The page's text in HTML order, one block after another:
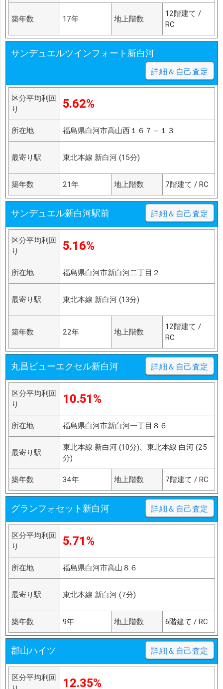
築年数 17年 地上階数
12階建て /
RC
サンデュエルツインフォート新白河
詳細＆自己査定
区分平均利回
り
5.62%
所在地 福島県白河市高山西１６７－１３
最寄り駅 東北本線 新白河 (15分)
築年数 21年 地上階数 7階建て / RC
サンデュエル新白河駅前 詳細＆自己査定
区分平均利回
り
5.16%
所在地 福島県白河市新白河二丁目２
最寄り駅 東北本線 新白河 (13分)
築年数 22年 地上階数
12階建て /
RC
丸昌ビューエクセル新白河 詳細＆自己査定
区分平均利回
り
10.51%
所在地 福島県白河市新白河一丁目８６
最寄り駅
東北本線 新白河 (10分)、東北本線 白河 (25
分)
築年数 34年 地上階数 7階建て / RC
グランフォセット新白河 詳細＆自己査定
区分平均利回
り
5.71%
所在地 福島県白河市高山８６
最寄り駅 東北本線 新白河 (7分)
築年数 9年 地上階数 6階建て / RC
郡山ハイツ 詳細＆自己査定
区分平均利回
12.35%